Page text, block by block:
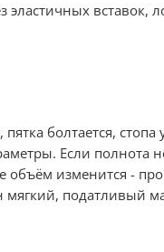
эластичных
болтается,
Если полнота
объём изменится -
податливый